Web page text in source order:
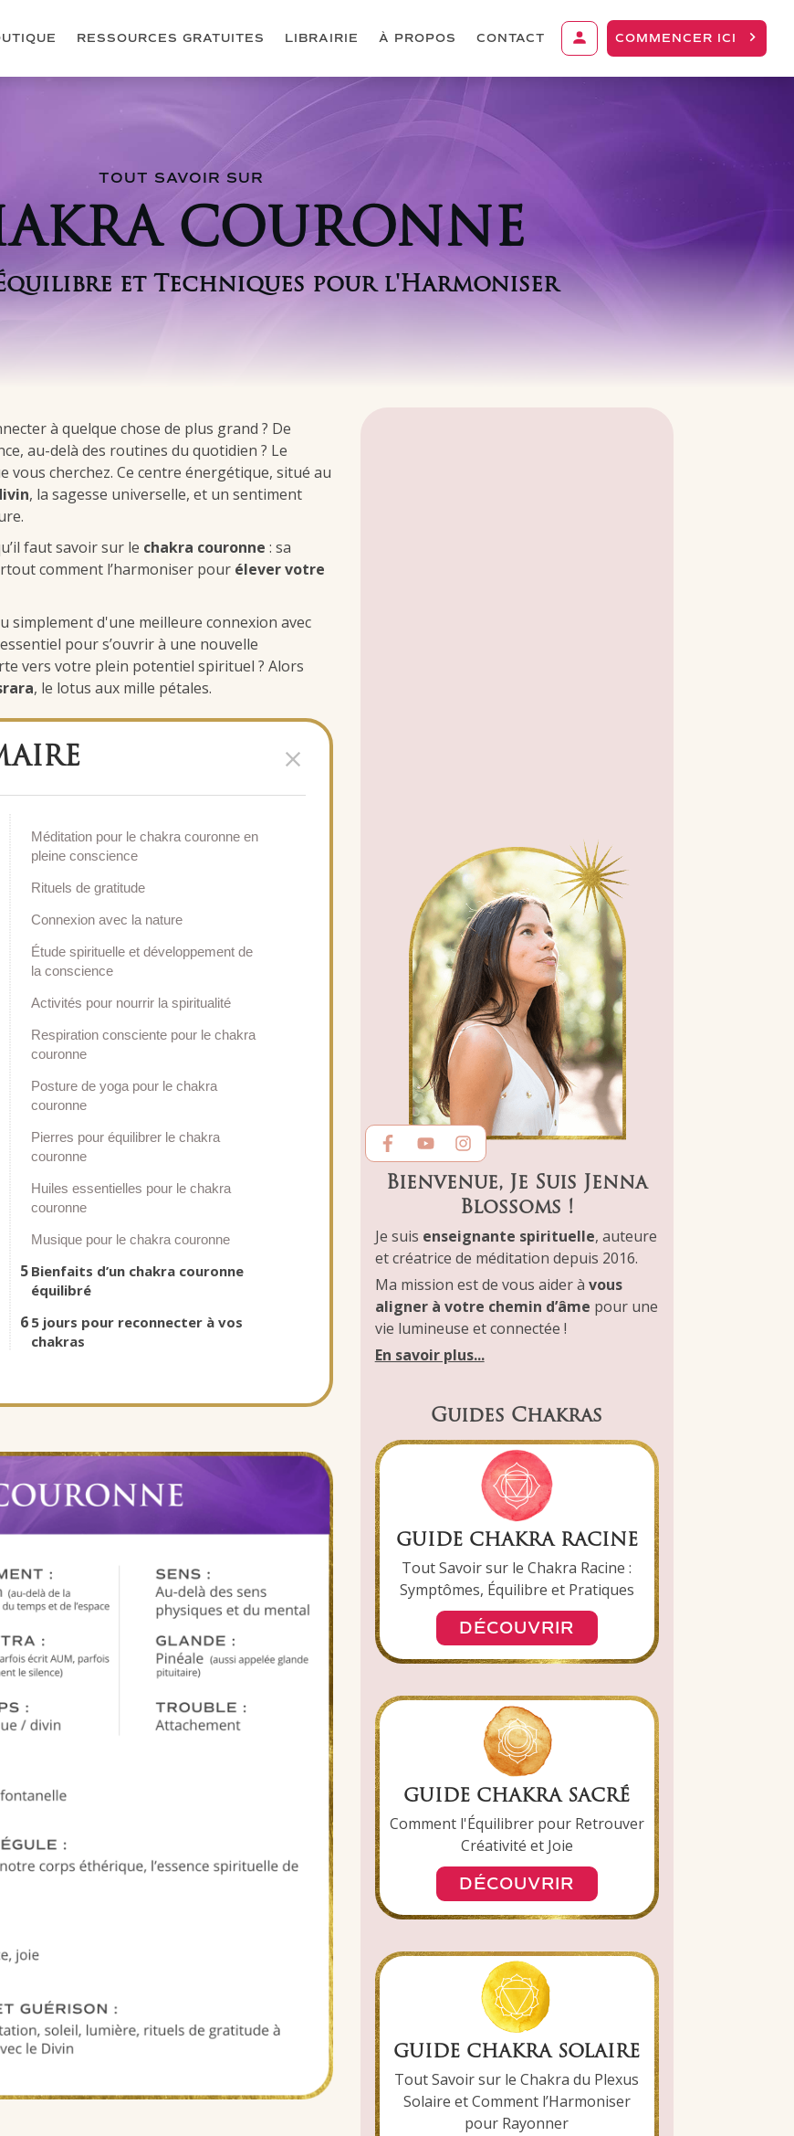
RESSOURCES GRATUITES LIBRAIRIE À PROPOS CONTACT COMMENCER ICI
TOUT SAVOIR SUR
COURONNE
et Techniques pour l'Harmoniser
à quelque chose de plus grand ? De
au-delà des routines du quotidien ? Le
vous cherchez. Ce centre énergétique, situé au
, la sagesse universelle, et un sentiment
faut savoir sur le chakra couronne : sa
comment l’harmoniser pour élever votre
simplement d'une meilleure connexion avec
pour s’ouvrir à une nouvelle
vers votre plein potentiel spirituel ? Alors
, le lotus aux mille pétales.
Méditation pour le chakra couronne en
pleine conscience
Rituels de gratitude
Connexion avec la nature
Étude spirituelle et développement de
la conscience
Activités pour nourrir la spiritualité
Respiration consciente pour le chakra
couronne
Posture de yoga pour le chakra
couronne
Pierres pour équilibrer le chakra
couronne
Huiles essentielles pour le chakra
couronne
Musique pour le chakra couronne
5 Bienfaits d’un chakra couronne
équilibré
6 5 jours pour reconnecter à vos
chakras
Bienvenue, Je Suis Jenna
Blossoms !
Je suis enseignante spirituelle, auteure
et créatrice de méditation depuis 2016.
Ma mission est de vous aider à vous
aligner à votre chemin d’âme pour une
vie lumineuse et connectée !
En savoir plus...
Guides Chakras
GUIDE CHAKRA RACINE
Tout Savoir sur le Chakra Racine :
Symptômes, Équilibre et Pratiques
DÉCOUVRIR
GUIDE CHAKRA SACRÉ
Comment l'Équilibrer pour Retrouver
Créativité et Joie
DÉCOUVRIR
GUIDE CHAKRA SOLAIRE
Tout Savoir sur le Chakra du Plexus
Solaire et Comment l’Harmoniser
pour Rayonner